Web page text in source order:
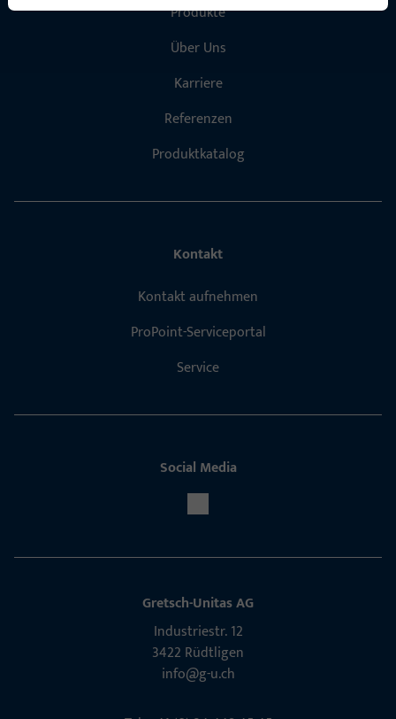
Produkte
Über Uns
Karriere
Referenzen
Produktkatalog
Kontakt
Kontakt aufnehmen
ProPoint-Serviceportal
Service
Social Media
Gretsch-Unitas AG
Indu­s­triestr. 12
3422 Rüdt­ligen
info@g-u.ch